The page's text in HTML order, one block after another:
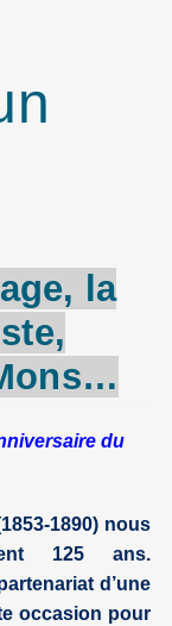
, la
du
1890) nous
125 ans.
d’une
occasion pour